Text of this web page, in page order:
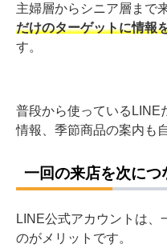
主婦層からシニア層まで
だけのターゲットに情報
す。
普段から使っているLINE
情報、季節商品の案内も
一回の来店を次につ
LINE公式アカウントは
のがメリットです。